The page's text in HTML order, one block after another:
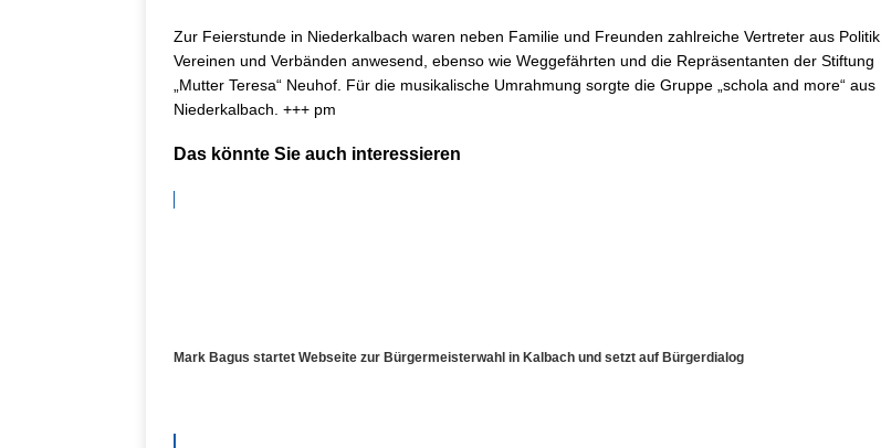
Zur Feierstunde in Niederkalbach waren neben Familie und Freunden zahlreiche Vertreter aus Politik,
Vereinen und Verbänden anwesend, ebenso wie Weggefährten und die Repräsentanten der Stiftung
„Mutter Teresa“ Neuhof. Für die musikalische Umrahmung sorgte die Gruppe „schola and more“ aus
Niederkalbach. +++ pm
Das könnte Sie auch interessieren
Mark Bagus startet Webseite zur Bürgermeisterwahl in Kalbach und setzt auf Bürgerdialog